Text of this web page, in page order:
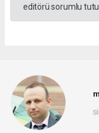
editörü sorumlu